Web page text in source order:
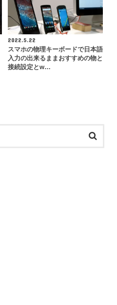
2022.5.22
スマホの物理キーボードで日本語
入力の出来るままおすすめの物と
接続設定とw…